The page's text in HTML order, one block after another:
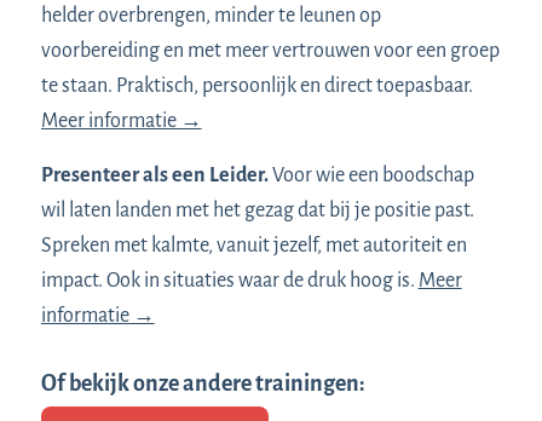
helder overbrengen, minder te leunen op
voorbereiding en met meer vertrouwen voor een groep
te staan. Praktisch, persoonlijk en direct toepasbaar.
Meer informatie →
Presenteer als een Leider.Voor wie een boodschap
wil laten landen met het gezag dat bij je positie past.
Spreken met kalmte, vanuit jezelf, met autoriteit en
impact. Ook in situaties waar de druk hoog is. Meer
informatie →
Of bekijk onze andere trainingen: